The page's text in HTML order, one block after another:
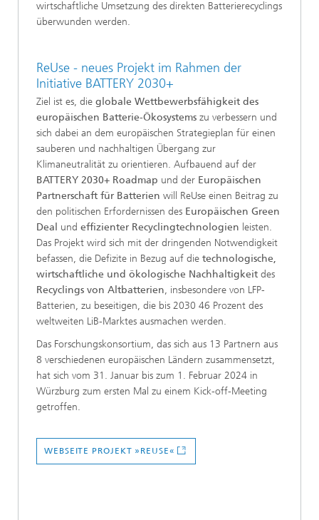
wirtschaftliche Umsetzung des direkten Batterierecyclings
überwunden werden.
ReUse - neues Projekt im Rahmen der
Initiative BATTERY 2030+
Ziel ist es, die globale Wettbewerbsfähigkeit des
europäischen Batterie-Ökosystems zu verbessern und
sich dabei an dem europäischen Strategieplan für einen
sauberen und nachhaltigen Übergang zur
Klimaneutralität zu orientieren. Aufbauend auf der
BATTERY 2030+ Roadmap und der Europäischen
Partnerschaft für Batterien will ReUse einen Beitrag zu
den politischen Erfordernissen des Europäischen Green
Deal und effizienter Recyclingtechnologien leisten.
Das Projekt wird sich mit der dringenden Notwendigkeit
befassen, die Defizite in Bezug auf die technologische,
wirtschaftliche und ökologische Nachhaltigkeit des
Recyclings von Altbatterien, insbesondere von LFP-
Batterien, zu beseitigen, die bis 2030 46 Prozent des
weltweiten LiB-Marktes ausmachen werden.
Das Forschungskonsortium, das sich aus 13 Partnern aus
8 verschiedenen europäischen Ländern zusammensetzt,
hat sich vom 31. Januar bis zum 1. Februar 2024 in
Würzburg zum ersten Mal zu einem Kick-off-Meeting
getroffen.
WEBSEITE PROJEKT »REUSE«